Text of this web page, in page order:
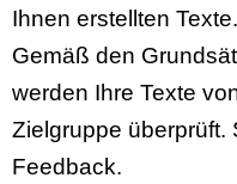
Ihnen erstellten Texte.
Gemäß den
werden Ihre Texte
Zielgruppe überprüft.
Feedback.